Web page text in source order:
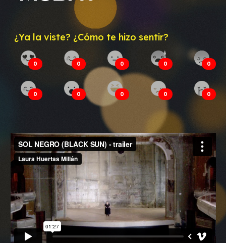
¿Ya la viste? ¿Cómo te hizo sentir?
0 0 0 0 0
0 0 0 0 0